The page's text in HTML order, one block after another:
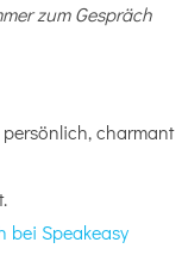
zum Gespräch
charmant
bei Speakeasy